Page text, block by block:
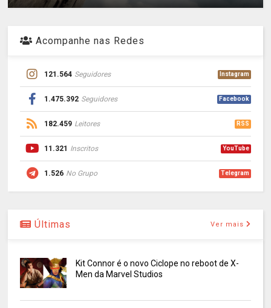
Acompanhe nas Redes
121.564 Seguidores Instagram
1.475.392 Seguidores Facebook
182.459 Leitores RSS
11.321 Inscritos YouTube
1.526 No Grupo Telegram
Últimas Ver mais
Kit Connor é o novo Ciclope no reboot de X-
Men da Marvel Studios